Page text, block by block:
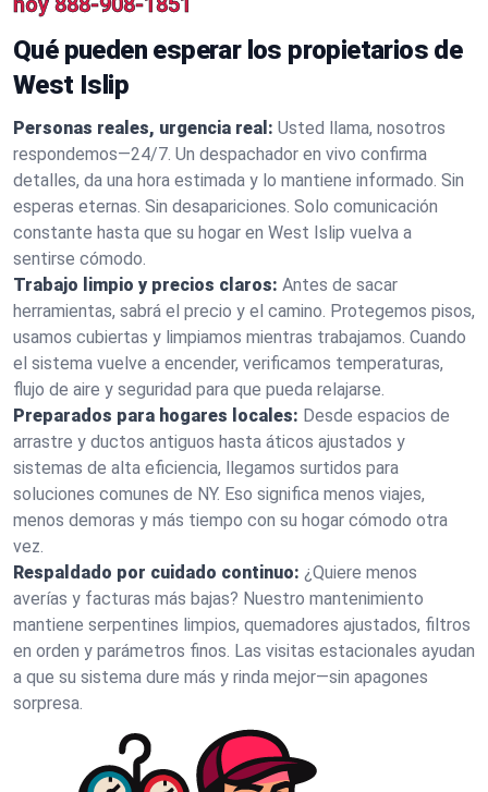
Qué pueden esperar los propietarios de
West Islip
Personas reales, urgencia real: Usted llama, nosotros
respondemos—24/7. Un despachador en vivo confirma
detalles, da una hora estimada y lo mantiene informado. Sin
esperas eternas. Sin desapariciones. Solo comunicación
constante hasta que su hogar en West Islip vuelva a
sentirse cómodo.
Trabajo limpio y precios claros: Antes de sacar
herramientas, sabrá el precio y el camino. Protegemos pisos,
usamos cubiertas y limpiamos mientras trabajamos. Cuando
el sistema vuelve a encender, verificamos temperaturas,
flujo de aire y seguridad para que pueda relajarse.
Preparados para hogares locales: Desde espacios de
arrastre y ductos antiguos hasta áticos ajustados y
sistemas de alta eficiencia, llegamos surtidos para
soluciones comunes de NY. Eso significa menos viajes,
menos demoras y más tiempo con su hogar cómodo otra
vez.
Respaldado por cuidado continuo: ¿Quiere menos
averías y facturas más bajas? Nuestro mantenimiento
mantiene serpentines limpios, quemadores ajustados, filtros
en orden y parámetros finos. Las visitas estacionales ayudan
a que su sistema dure más y rinda mejor—sin apagones
sorpresa.